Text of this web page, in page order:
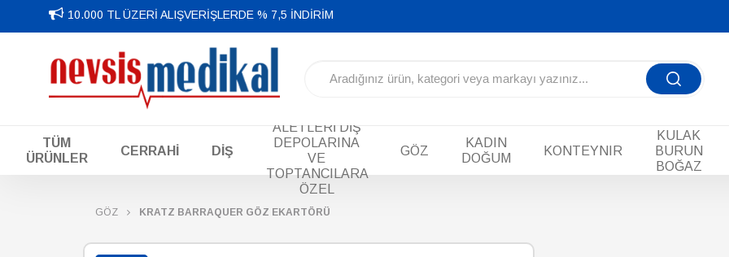
10.000 TL ÜZERİ ALIŞVERİŞLERDE % 7,5 İNDİRİM
TÜM
ÜRÜNLER
CERRAHİ DİŞ
ALETLERİ DİŞ
DEPOLARINA
VE
TOPTANCILARA
ÖZEL
GÖZ
KADIN
DOĞUM
KONTEYNIR
KULAK
BURUN
BOĞAZ
GÖZ KRATZ BARRAQUER GÖZ EKARTÖRÜ